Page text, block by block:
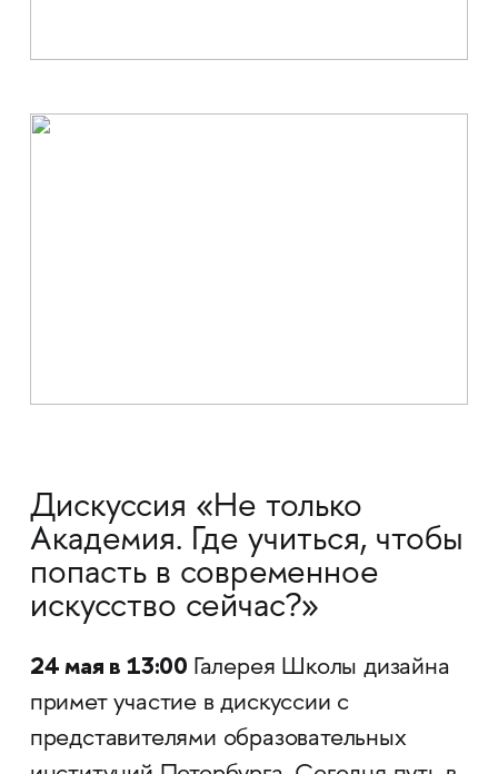
Дискуссия «Не только
Академия. Где учиться, чтобы
попасть в современное
искусство сейчас?»
24 мая в 13:00 Галерея Школы дизайна
примет участие в дискуссии с
представителями образовательных